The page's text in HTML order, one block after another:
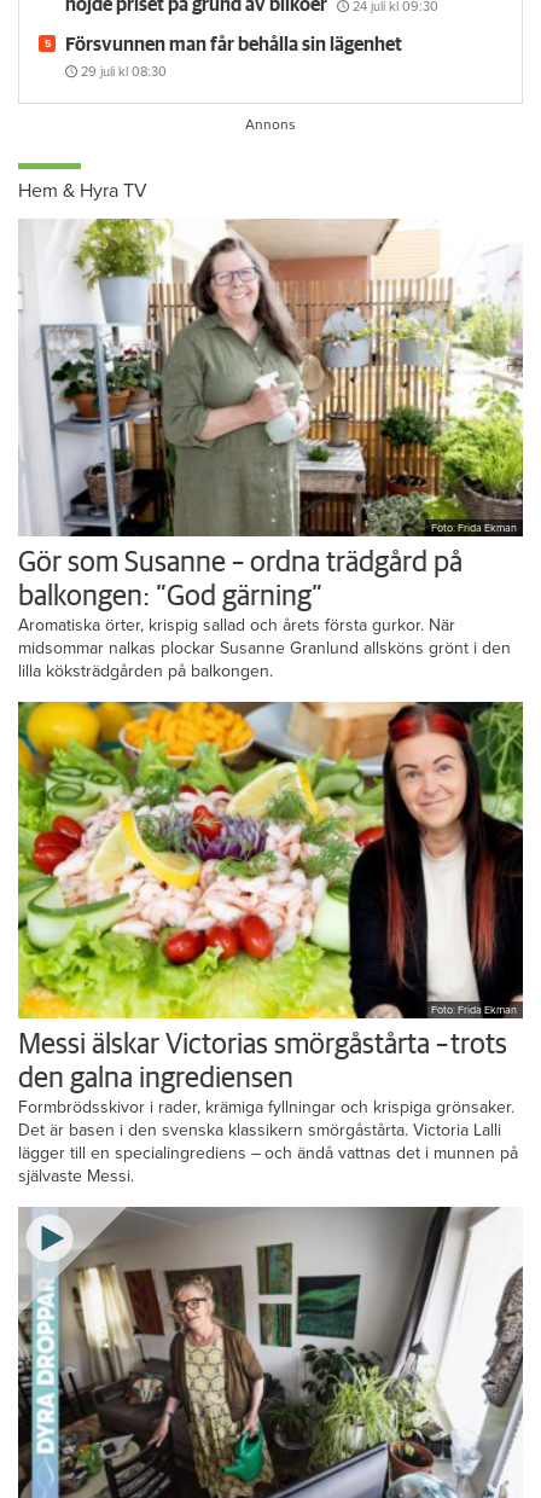
höjde priset på grund av bilköer 24 juli kl 09:30
Försvunnen man får behålla sin lägenhet
29 juli kl 08:30
Hem & Hyra TV
Foto: Frida Ekman
Gör som Susanne – ordna trädgård på
balkongen: ”God gärning”
Aromatiska örter, krispig sallad och årets första gurkor. När
midsommar nalkas plockar Susanne Granlund allsköns grönt i den
lilla köksträdgården på balkongen.
Foto: Frida Ekman
Messi älskar Victorias smörgåstårta – trots
den galna ingrediensen
Formbrödsskivor i rader, krämiga fyllningar och krispiga grönsaker.
Det är basen i den svenska klassikern smörgåstårta. Victoria Lalli
lägger till en specialingrediens – och ändå vattnas det i munnen på
självaste Messi.